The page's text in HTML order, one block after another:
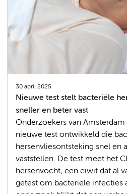
30 april 2025
Nieuwe test stelt bacteriële
sneller en beter vast
Onderzoekers van
nieuwe test ontwikkeld die
hersenvliesontsteking snel en
vaststellen. De test meet het
hersenvocht, een eiwit dat al
getest om bacteriële infecties